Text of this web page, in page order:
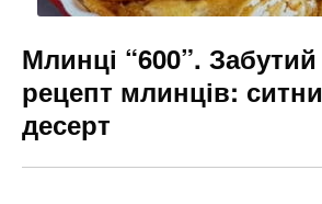
Млинці “600”.
рецепт млинців:
десерт